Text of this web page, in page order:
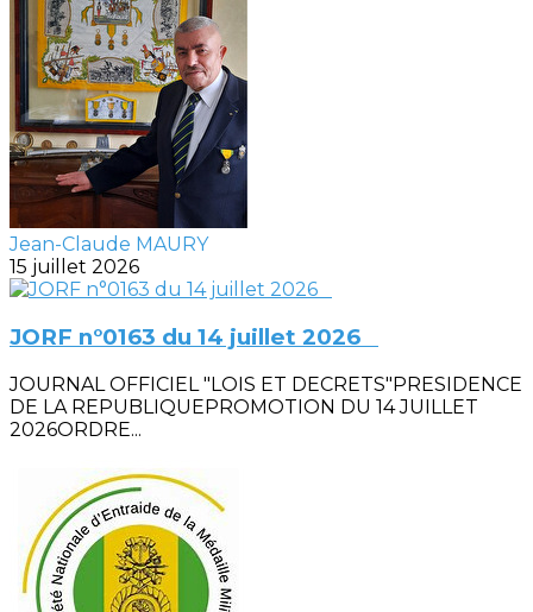
Jean-Claude MAURY
15 juillet 2026
JORF n°0163 du 14 juillet 2026
JOURNAL OFFICIEL "LOIS ET DECRETS"PRESIDENCE
DE LA REPUBLIQUEPROMOTION DU 14 JUILLET
2026ORDRE...